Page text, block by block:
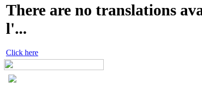
There are no translations
l'...
Click here